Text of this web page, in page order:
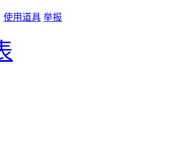
使用道具 举报